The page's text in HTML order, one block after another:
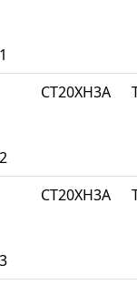
СТ20ХН3А
СТ20ХН3А